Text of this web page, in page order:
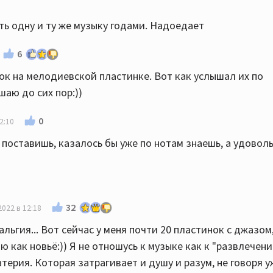
одну и ту же музыку годами. Надоедает
6
на мелодиевской пластинке. Вот как услышал их по
до сих пор:))
0
казалось бы уже по нотам знаешь, а
в 12:18 32
Вот сейчас у меня почти 20 пластинок с
как новьё:)) Я не отношусь к музыке как к
Которая затрагивает и душу и разум, не говоря